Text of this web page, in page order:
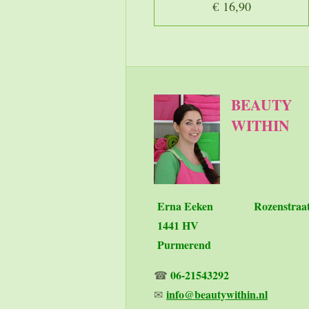
€ 16,90
BEAUTY
WITHIN
Erna Eeken
1441 HV
Purmerend
☎ 06-21543292
✉ info@beautywithin.nl